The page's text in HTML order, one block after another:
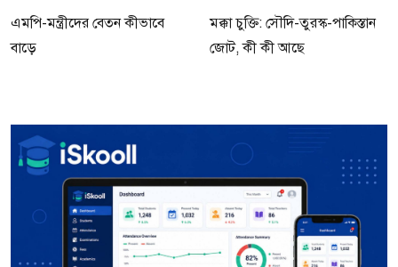
এমপি-মন্ত্রীদের বেতন কীভাবে
বাড়ে
মক্কা চুক্তি: সৌদি-তুরস্ক-পাকিস্তান
জোট, কী কী আছে